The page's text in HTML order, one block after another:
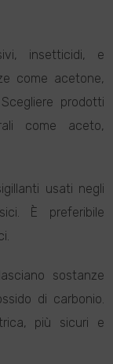
insetticidi, e
come acetone,
prodotti
come aceto,
usati negli
È preferibile
sostanze
di carbonio.
più sicuri e